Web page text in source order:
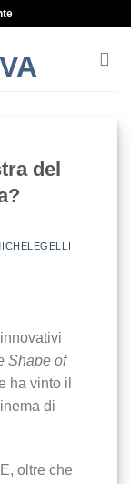
del
Shape of
ha vinto il
di
oltre che